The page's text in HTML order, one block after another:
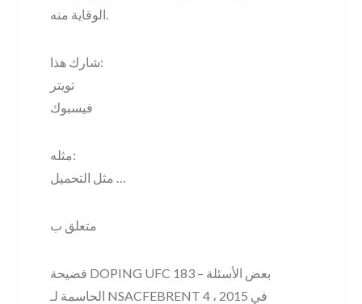
الوقاية منه.
شارك هذا:
تويتر
فيسبوك
مثله:
مثل التحميل …
متعلق ب
فضيحة DOPING UFC 183 – بعض الأسئلة
الحاسمة لـ NSACFEBRENT 4 ، 2015 في